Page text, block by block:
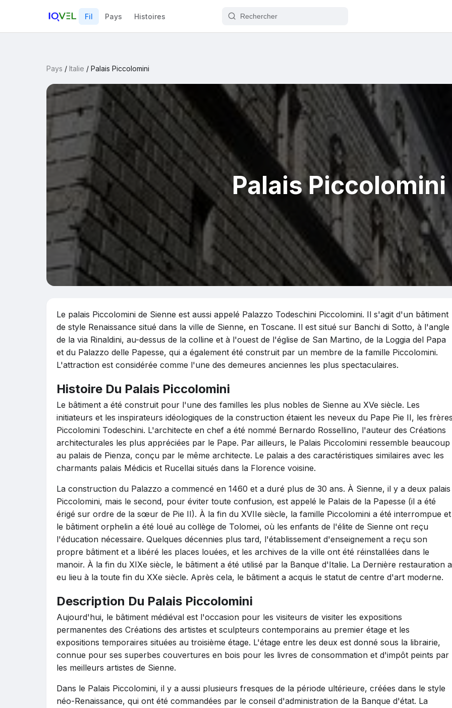
Fil Pays Histoires
Pays / Italie / Palais Piccolomini
Palais Piccolomini
Le palais Piccolomini de Sienne est aussi appelé Palazzo Todeschini Piccolomini. Il s'agit d'un bâtiment
de style Renaissance situé dans la ville de Sienne, en Toscane. Il est situé sur Banchi di Sotto, à l'angle
de la via Rinaldini, au-dessus de la colline et à l'ouest de l'église de San Martino, de la Loggia del Papa
et du Palazzo delle Papesse, qui a également été construit par un membre de la famille Piccolomini.
L'attraction est considérée comme l'une des demeures anciennes les plus spectaculaires.
Histoire Du Palais Piccolomini
Le bâtiment a été construit pour l'une des familles les plus nobles de Sienne au XVe siècle. Les
initiateurs et les inspirateurs idéologiques de la construction étaient les neveux du Pape Pie II, les
Piccolomini Todeschini. L'architecte en chef a été nommé Bernardo Rossellino, l'auteur des Créations
architecturales les plus appréciées par le Pape. Par ailleurs, le Palais Piccolomini ressemble beaucoup
au palais de Pienza, conçu par le même architecte. Le palais a des caractéristiques similaires avec les
charmants palais Médicis et Rucellai situés dans la Florence voisine.
La construction du Palazzo a commencé en 1460 et a duré plus de 30 ans. À Sienne, il y a deux palais
Piccolomini, mais le second, pour éviter toute confusion, est appelé le Palais de la Papesse (il a été
érigé sur ordre de la sœur de Pie II). À la fin du XVIIe siècle, la famille Piccolomini a été interrompue et
le bâtiment orphelin a été loué au collège de Tolomei, où les enfants de l'élite de Sienne ont reçu
l'éducation nécessaire. Quelques décennies plus tard, l'établissement d'enseignement a reçu son
propre bâtiment et a libéré les places louées, et les archives de la ville ont été réinstallées dans le
manoir. À la fin du XIXe siècle, le bâtiment a été utilisé par la Banque d'Italie. La Dernière restauration a
eu lieu à la toute fin du XXe siècle. Après cela, le bâtiment a acquis le statut de centre d'art moderne.
Description Du Palais Piccolomini
Aujourd'hui, le bâtiment médiéval est l'occasion pour les visiteurs de visiter les expositions
permanentes des Créations des artistes et sculpteurs contemporains au premier étage et les
expositions temporaires situées au troisième étage. L'étage entre les deux est donné sous la librairie,
connue pour ses superbes couvertures en bois pour les livres de consommation et d'impôt peints par
les meilleurs artistes de Sienne.
Dans le Palais Piccolomini, il y a aussi plusieurs fresques de la période ultérieure, créées dans le style
néo-Renaissance, qui ont été commandées par le conseil d'administration de la Banque d'état. La